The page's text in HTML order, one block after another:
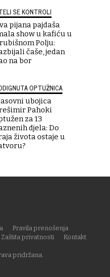
SE KONTROLI
pijana pajdaša
show u kafiću u
Polju:
čaše, jedan
na bor
OPTUŽNICA
ubojica
Pahoki
za 13
djela: Do
života ostaje u
pridržana.
Pravila prenošenja
Zaštita privatnosti
Kontakt